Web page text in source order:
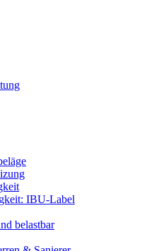
IBU-Label
belastbar